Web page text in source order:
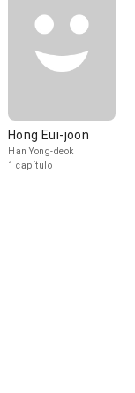
Hong Eui-joon
Han Yong-deok
1 capítulo